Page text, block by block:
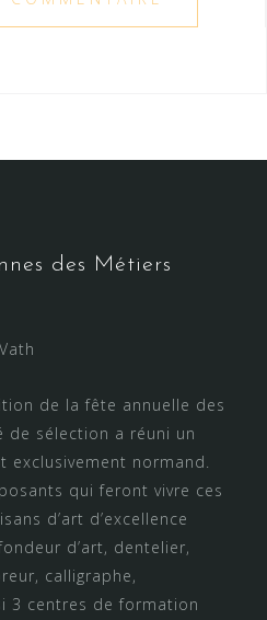
des Métiers
de la fête annuelle des
de sélection a réuni un
exclusivement normand.
qui feront vivre ces
d’art d’excellence
d’art, dentelier,
calligraphe,
3 centres de formation